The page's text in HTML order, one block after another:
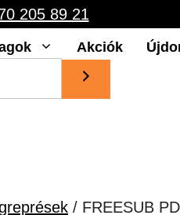
205 89 21
Akciók
/ FREESUB